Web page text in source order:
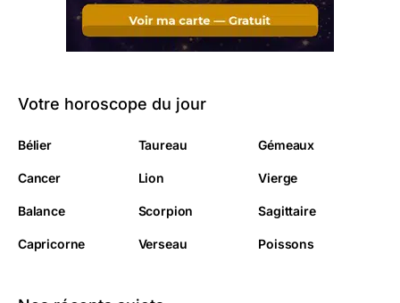
Votre horoscope du jour
Bélier Taureau Gémeaux
Cancer Lion Vierge
Balance Scorpion Sagittaire
Capricorne Verseau Poissons